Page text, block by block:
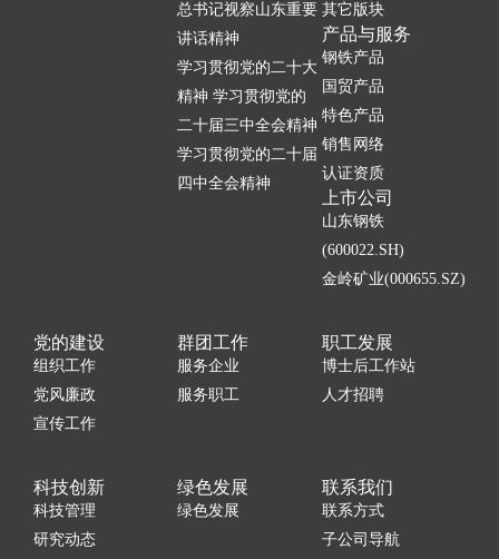
总书记视察山东重要
讲话精神
学习贯彻党的二十大
精神 学习贯彻党的
二十届三中全会精神
学习贯彻党的二十届
四中全会精神
其它版块
产品与服务
钢铁产品
国贸产品
特色产品
销售网络
认证资质
上市公司
山东钢铁
(600022.SH)
金岭矿业(000655.SZ)
党的建设
组织工作
党风廉政
宣传工作
群团工作
服务企业
服务职工
职工发展
博士后工作站
人才招聘
科技创新
科技管理
研究动态
绿色发展
绿色发展
联系我们
联系方式
子公司导航